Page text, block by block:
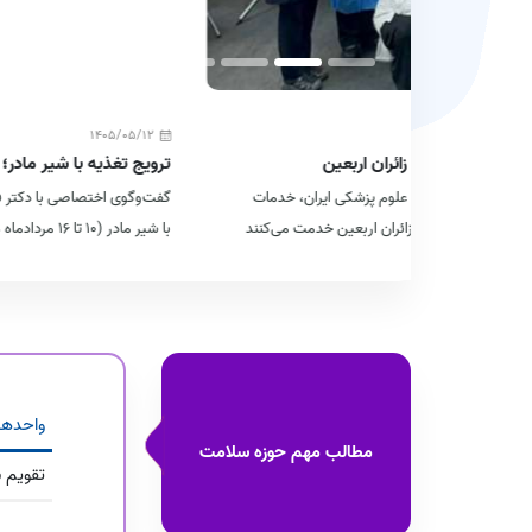
ترویج تغذیه با شیر مادر؛ گامی به‌سوی آغازی سالم و
گفت‌وگوی اختصاصی با دکتر فربدعبادی‌ آذر، معاون بهداشت
با شیر مادر (۱۰ تا ۱۶ مردادماه ۱۴۰۵)
مطالب مهم حوزه سلامت